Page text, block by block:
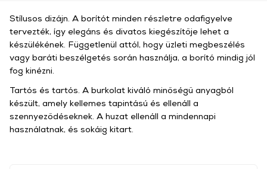
Stílusos dizájn. A borítót minden részletre odafigyelve
tervezték, így elegáns és divatos kiegészítője lehet a
készülékének. Függetlenül attól, hogy üzleti megbeszélés
vagy baráti beszélgetés során használja, a borító mindig jól
fog kinézni.
Tartós és tartós. A burkolat kiváló minőségű anyagból
készült, amely kellemes tapintású és ellenáll a
szennyeződéseknek. A huzat ellenáll a mindennapi
használatnak, és sokáig kitart.